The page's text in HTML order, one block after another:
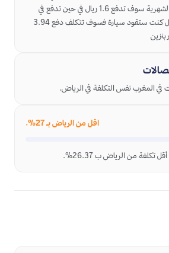
مستخدماً بطاقة المرور الشهرية سوف تدفع 1.6 ريال في حين تدفع في
الرياض 3 ريال، أما في حال كنت ستقود سيارة فسوف تتكلف دفع 3.94
في المغرب نفس التكلفة في الرياض.
اقل من الرياض بـ 27%.
تكلفة من الرياض ب 26.37%.